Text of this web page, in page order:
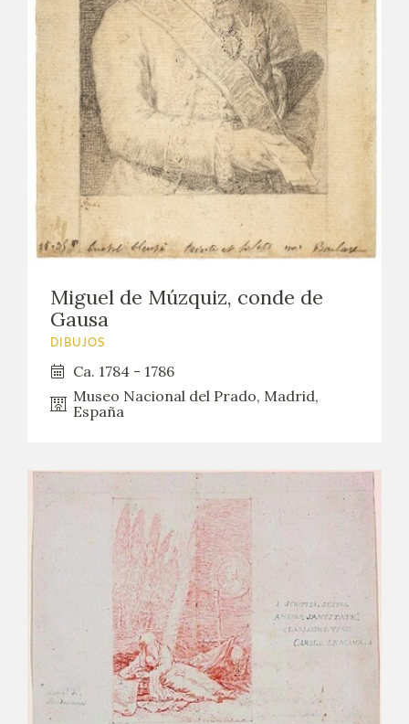
PREMIO ARAGÓN GOYA
EDICIONES
PUBLICACIONES
TIENDA ONLINE
EDUCA
CEDEA
Miguel de Múzquiz, conde de
Gausa
DIBUJOS
Ca. 1784 - 1786
Museo Nacional del Prado, Madrid,
España